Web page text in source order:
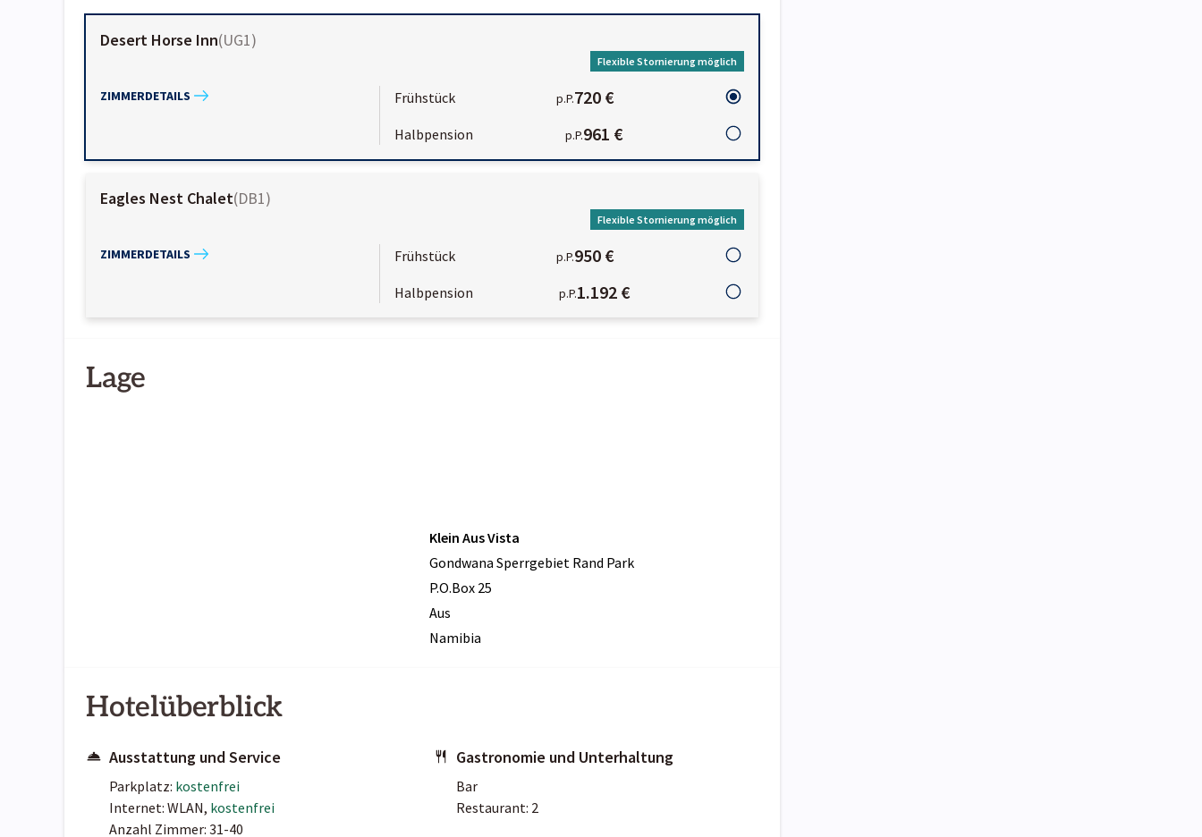
Desert Horse Inn(UG1)
Flexible Stornierung möglich
ZIMMERDETAILS Frühstück p.P.720 €
Halbpension p.P.961 €
Eagles Nest Chalet(DB1)
Flexible Stornierung möglich
ZIMMERDETAILS Frühstück p.P.950 €
Halbpension p.P.1.192 €
Lage
Klein Aus Vista
Gondwana Sperrgebiet Rand Park
P.O.Box 25
Aus
Namibia
Hotelüberblick
Ausstattung und Service
Parkplatz: kostenfrei
Internet: WLAN, kostenfrei
Anzahl Zimmer: 31-40
Gastronomie und Unterhaltung
Bar
Restaurant: 2